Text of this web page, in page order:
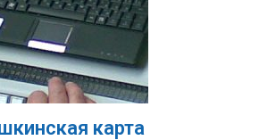
карта